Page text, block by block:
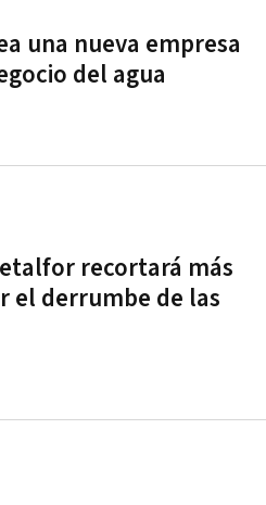
una nueva empresa
del agua
recortará más
el derrumbe de las